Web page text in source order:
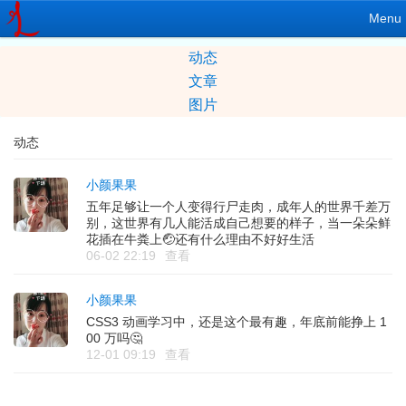
Menu
动态
文章
图片
动态
小颜果果
五年足够让一个人变得行尸走肉，成年人的世界千差万
别，这世界有几人能活成自己想要的样子，当一朵朵鲜
花插在牛粪上🤕还有什么理由不好好生活
06-02 22:19
查看
小颜果果
CSS3 动画学习中，还是这个最有趣，年底前能挣上 1
00 万吗🤔
12-01 09:19
查看